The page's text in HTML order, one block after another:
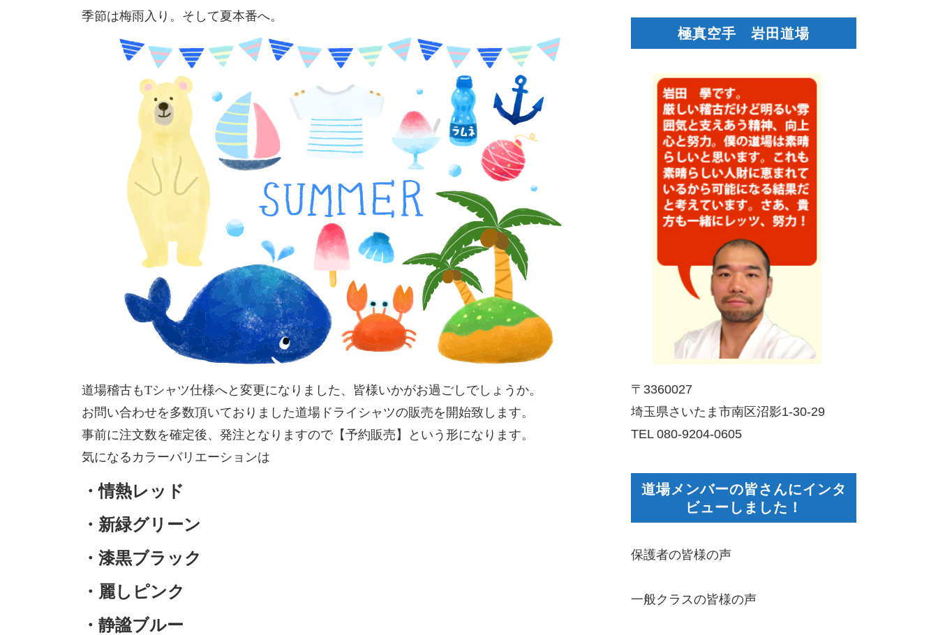
季節は梅雨入り。そして夏本番へ。
道場稽古もTシャツ仕様へと変更になりました、皆様いかがお過ごしでしょうか。
お問い合わせを多数頂いておりました道場ドライシャツの販売を開始致します。
事前に注文数を確定後、発注となりますので【予約販売】という形になります。
気になるカラーバリエーションは
・情熱レッド
・新緑グリーン
・漆黒ブラック
・麗しピンク
・静謐ブルー
極真空手 岩田道場
〒3360027
埼玉県さいたま市南区沼影1-30-29
TEL 080-9204-0605
道場メンバーの皆さんにインタ
ビューしました！
保護者の皆様の声
一般クラスの皆様の声